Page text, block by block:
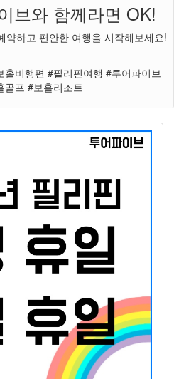
브와 함께라면 OK!
약하고 편안한 여행을 시작해보세요!
비행편 #필리핀여행 #투어파이브
골프 #보홀리조트